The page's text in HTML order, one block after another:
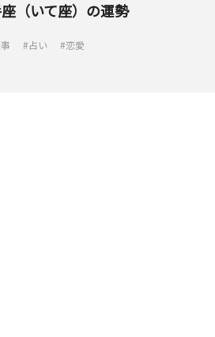
（いて座）の運勢
占い
恋愛